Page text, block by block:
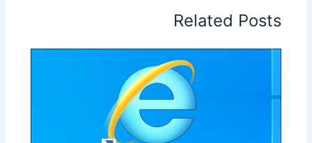
Related Posts